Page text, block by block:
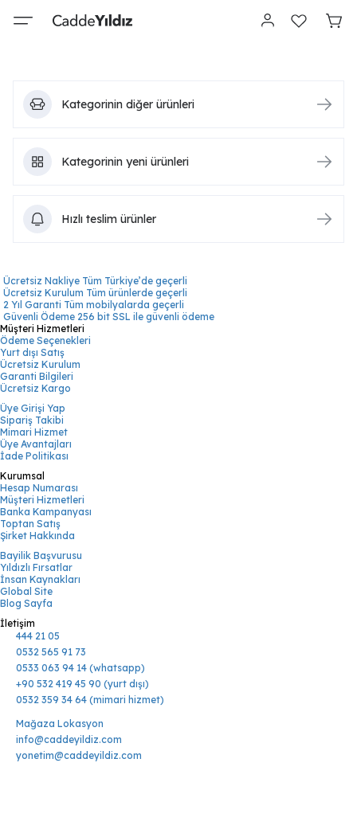
Kategorinin diğer ürünleri
Kategorinin yeni ürünleri
Hızlı teslim ürünler
Ücretsiz Nakliye Tüm Türkiye’de geçerli
Ücretsiz Kurulum Tüm ürünlerde geçerli
2 Yıl Garanti Tüm mobilyalarda geçerli
Güvenli Ödeme 256 bit SSL ile güvenli ödeme
Müşteri Hizmetleri
Ödeme Seçenekleri
Yurt dışı Satış
Ücretsiz Kurulum
Garanti Bilgileri
Ücretsiz Kargo
Üye Girişi Yap
Sipariş Takibi
Mimari Hizmet
Üye Avantajları
İade Politikası
Kurumsal
Hesap Numarası
Müşteri Hizmetleri
Banka Kampanyası
Toptan Satış
Şirket Hakkında
Bayilik Başvurusu
Yıldızlı Fırsatlar
İnsan Kaynakları
Global Site
Blog Sayfa
İletişim
444 21 05
0532 565 91 73
0533 063 94 14 (whatsapp)
+90 532 419 45 90 (yurt dışı)
0532 359 34 64 (mimari hizmet)
Mağaza Lokasyon
info@caddeyildiz.com
yonetim@caddeyildiz.com